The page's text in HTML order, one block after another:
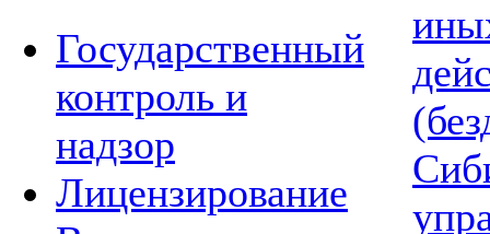
Государственный
контроль и
надзор
Лицензирование